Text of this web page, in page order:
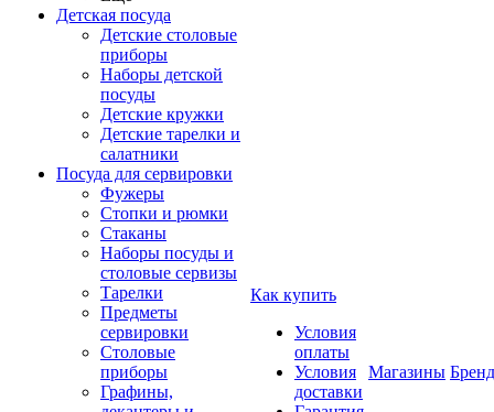
Детская посуда
Детские столовые
приборы
Наборы детской
посуды
Детские кружки
Детские тарелки и
салатники
Посуда для сервировки
Фужеры
Стопки и рюмки
Стаканы
Наборы посуды и
столовые сервизы
Тарелки
Предметы
сервировки
Столовые
приборы
Графины,
Как купить
Условия
оплаты
Условия
доставки
Магазины